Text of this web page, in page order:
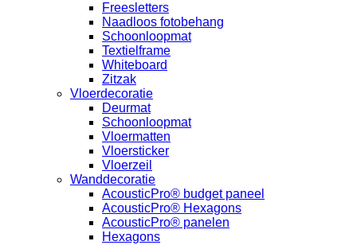
Freesletters
Naadloos fotobehang
Schoonloopmat
Textielframe
Whiteboard
Zitzak
Vloerdecoratie
Deurmat
Schoonloopmat
Vloermatten
Vloersticker
Vloerzeil
Wanddecoratie
AcousticPro® budget paneel
AcousticPro® Hexagons
AcousticPro® panelen
Hexagons